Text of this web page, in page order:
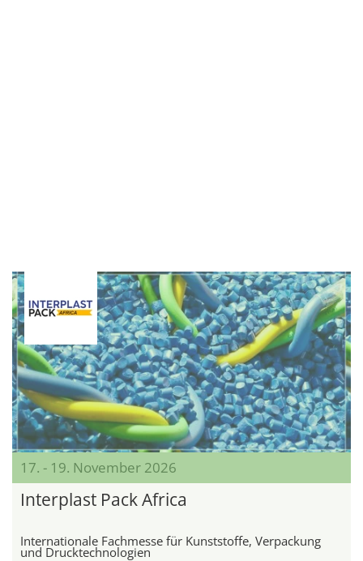
17. - 19. November 2026
Interplast Pack Africa
Internationale Fachmesse für Kunststoffe, Verpackung
und Drucktechnologien